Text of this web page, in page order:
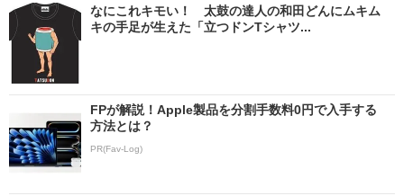
なにこれキモい！ 太鼓の達人の和田どんにムキム
キの手足が生えた「立つドンTシャツ...
FPが解説！Apple製品を分割手数料0円で入手する
方法とは？
PR(Fav-Log)